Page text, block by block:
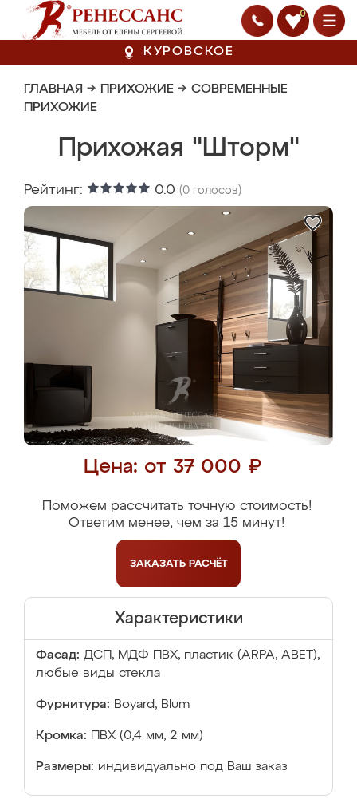
0
КУРОВСКОЕ
ГЛАВНАЯ → ПРИХОЖИЕ → СОВРЕМЕННЫЕ
ПРИХОЖИЕ
Прихожая "Шторм"
Рейтинг: 0.0 (0 голосов)
Цена: от 37 000 ₽
Поможем рассчитать точную стоимость!
Ответим менее, чем за 15 минут!
ЗАКАЗАТЬ РАСЧЁТ
Характеристики
Фасад: ДСП, МДФ ПВХ, пластик (ARPA, ABET),
любые виды стекла
Фурнитура: Boyard, Blum
Кромка: ПВХ (0,4 мм, 2 мм)
Размеры: индивидуально под Ваш заказ